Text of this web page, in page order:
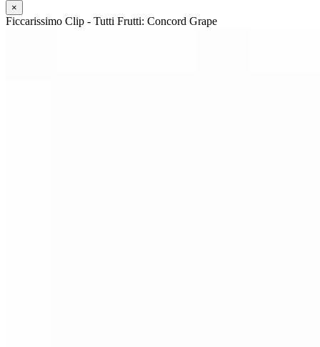
×
Ficcarissimo Clip - Tutti Frutti: Concord Grape